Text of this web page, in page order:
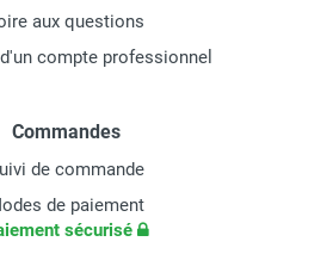
aux questions
compte professionnel
Commandes
de commande
de paiement
sécurisé